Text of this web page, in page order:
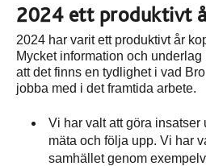
2024 ett produktivt
2024 har varit ett produktivt år
Mycket information och
att det finns en tydlighet i vad
jobba med i det framtida arbete.
Vi har valt att göra insatser
mäta och följa upp. Vi har
samhället genom